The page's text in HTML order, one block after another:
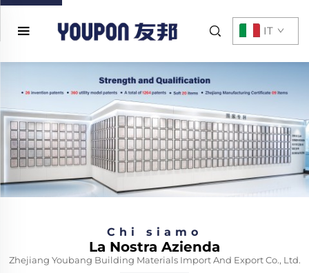
IT
Chi siamo
La Nostra Azienda
Zhejiang Youbang Building Materials Import And Export Co., Ltd.